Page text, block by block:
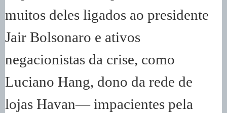
muitos deles ligados ao presidente
Jair Bolsonaro e ativos
negacionistas da crise, como
Luciano Hang, dono da rede de
lojas Havan— impacientes pela